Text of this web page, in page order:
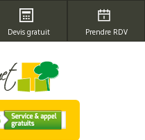
Devis gratuit Prendre RDV